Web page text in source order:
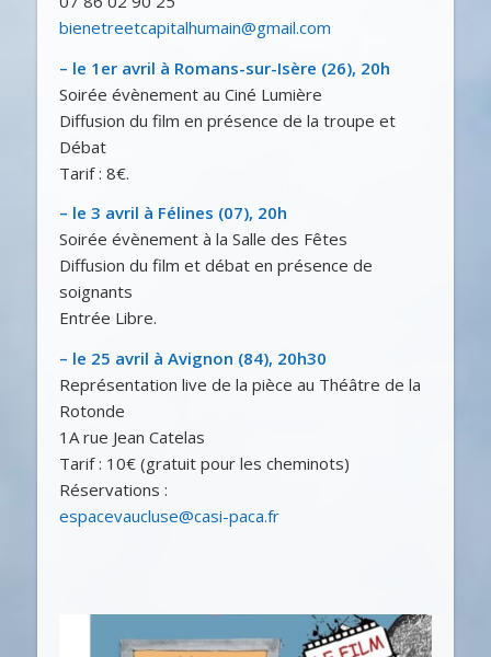
bienetreetcapitalhumain@gmail.com
– le 1er avril à Romans-sur-Isère (26), 20h
Soirée évènement au Ciné Lumière
Diffusion du film en présence de la troupe et
Débat
Tarif : 8€.
– le 3 avril à Félines (07), 20h
Soirée évènement à la Salle des Fêtes
Diffusion du film et débat en présence de
soignants
Entrée Libre.
– le 25 avril à Avignon (84), 20h30
Représentation live de la pièce au Théâtre de la
Rotonde
1A rue Jean Catelas
Tarif : 10€ (gratuit pour les cheminots)
Réservations :
espacevaucluse@casi-paca.fr